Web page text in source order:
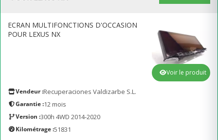
ECRAN MULTIFONCTIONS D'OCCASION
POUR LEXUS NX
Vendeur :Recuperaciones Valdizarbe S.L.
Garantie :12 mois
Version :300h 4WD 2014-2020
Kilométrage :51831
Voir le produit